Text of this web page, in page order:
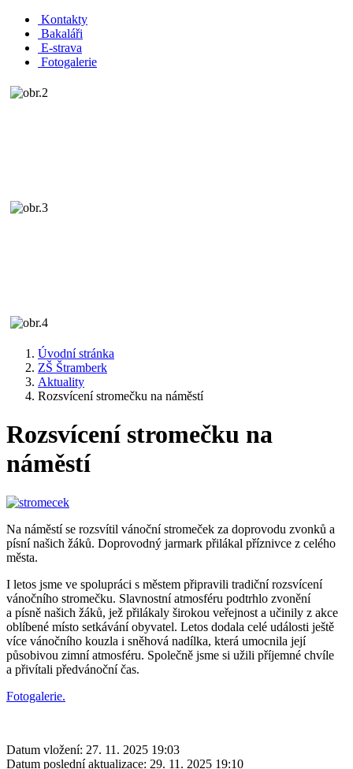
Kontakty
Bakaláři
E-strava
Fotogalerie
Úvodní stránka
ZŠ Štramberk
Aktuality
Rozsvícení stromečku na náměstí
Rozsvícení stromečku na
náměstí
Na náměstí se rozsvítil vánoční stromeček za doprovodu zvonků a
písní našich žáků. Doprovodný jarmark přilákal příznivce z celého
města.
I letos jsme ve spolupráci s městem připravili tradiční rozsvícení
vánočního stromečku. Slavnostní atmosféru podtrhlo zvonění
a písně našich žáků, jež přilákaly širokou veřejnost a učinily z akce
oblíbené místo setkávání obyvatel. Letos dodala celé události ještě
více vánočního kouzla i sněhová nadílka, která umocnila její
působivou zimní atmosféru. Společně jsme si užili příjemné chvíle
a přivítali předvánoční čas.
Fotogalerie.
Datum vložení: 27. 11. 2025 19:03
Datum poslední aktualizace: 29. 11. 2025 19:10